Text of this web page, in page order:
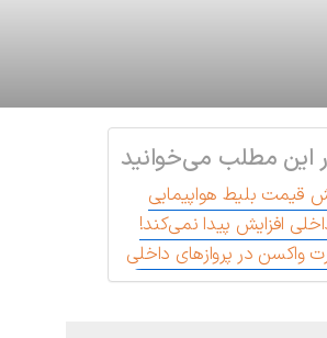
این مطلب می‌خوانید
قیمت بلیط هواپیمایی
افزایش پیدا نمی‌کند!
واکسن در پروازهای داخلی